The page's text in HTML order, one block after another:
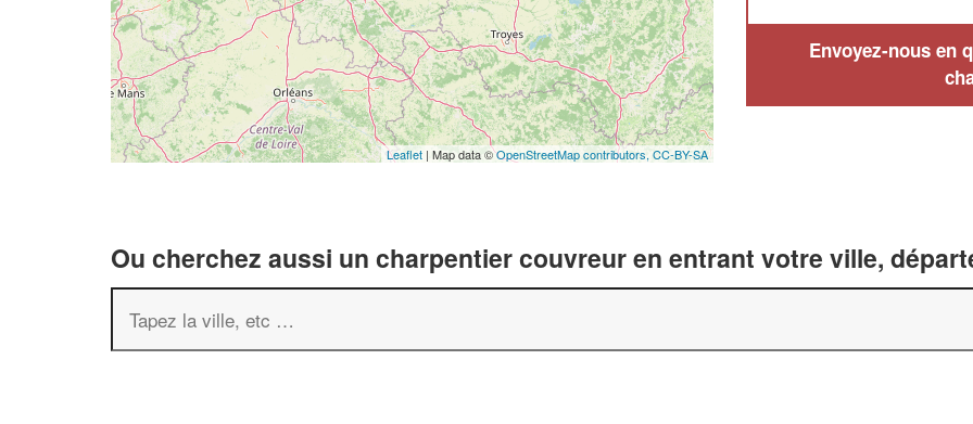
Leaflet | Map data ©OpenStreetMap contributors, CC-BY-SA
Envoyez-nous en
Ou cherchez aussi un charpentier couvreur en entrant votre ville,